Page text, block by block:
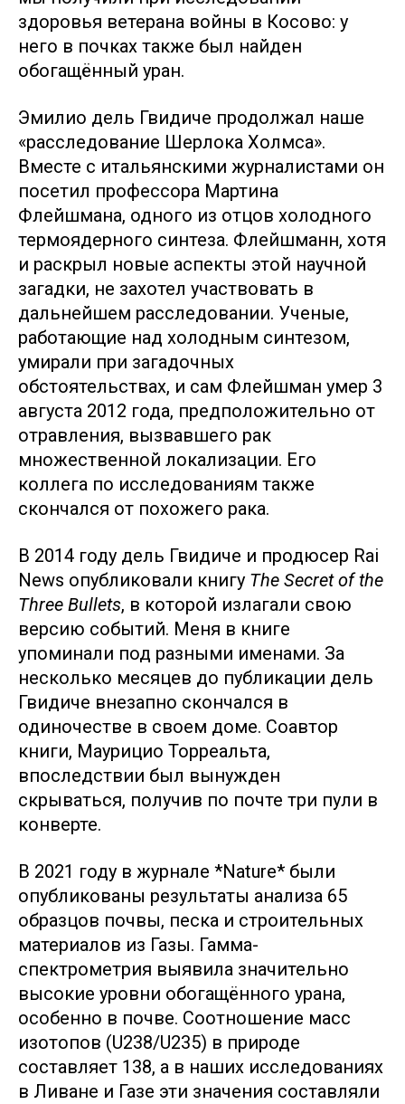
здоровья ветерана войны в Косово: у
него в почках также был найден
обогащённый уран.
Эмилио дель Гвидиче продолжал наше
«расследование Шерлока Холмса».
Вместе с итальянскими журналистами он
посетил профессора Мартина
Флейшмана, одного из отцов холодного
термоядерного синтеза. Флейшманн, хотя
и раскрыл новые аспекты этой научной
загадки, не захотел участвовать в
дальнейшем расследовании. Ученые,
работающие над холодным синтезом,
умирали при загадочных
обстоятельствах, и сам Флейшман умер 3
августа 2012 года, предположительно от
отравления, вызвавшего рак
множественной локализации. Его
коллега по исследованиям также
скончался от похожего рака.
В 2014 году дель Гвидиче и продюсер Rai
News опубликовали книгу The Secret of the
Three Bullets, в которой излагали свою
версию событий. Меня в книге
упоминали под разными именами. За
несколько месяцев до публикации дель
Гвидиче внезапно скончался в
одиночестве в своем доме. Соавтор
книги, Маурицио Торреальта,
впоследствии был вынужден
скрываться, получив по почте три пули в
конверте.
В 2021 году в журнале *Nature* были
опубликованы результаты анализа 65
образцов почвы, песка и строительных
материалов из Газы. Гамма-
спектрометрия выявила значительно
высокие уровни обогащённого урана,
особенно в почве. Соотношение масс
изотопов (U238/U235) в природе
составляет 138, а в наших исследованиях
в Ливане и Газе эти значения составляли